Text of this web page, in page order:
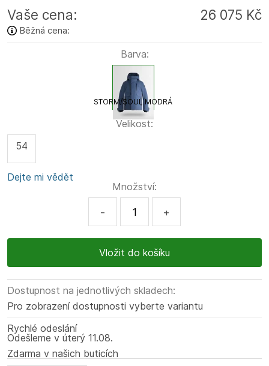
Vaše cena: 26 075 Kč
Běžná cena:
Barva:
STORM/SOUL MODRÁ
Velikost:
54
Dejte mi vědět
Množství:
- +
Dostupnost na jednotlivých skladech:
Pro zobrazení dostupnosti vyberte variantu
Rychlé odeslání
Odešleme v úterý 11.08.
Zdarma v našich buticích